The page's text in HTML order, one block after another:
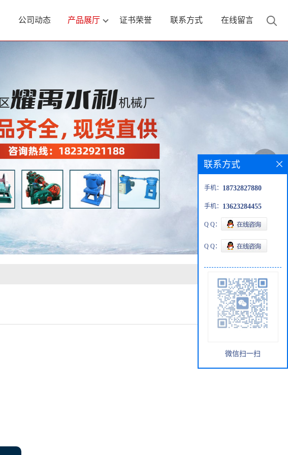
公司动态 产品展厅 证书荣誉 联系方式 在线留言
联系方式
手机： 18732827880
手机： 13623284455
Q Q：
Q Q：
微信扫一扫